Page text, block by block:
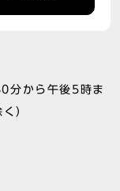
分から午後5時ま
）